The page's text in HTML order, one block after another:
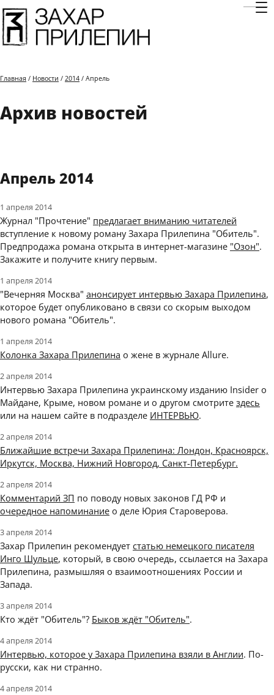
Главная / Новости / 2014 / Апрель
Архив новостей
Апрель 2014
1 апреля 2014
Журнал "Прочтение" предлагает вниманию читателей
вступление к новому роману Захара Прилепина "Обитель".
Предпродажа романа открыта в интернет-магазине "Озон".
Закажите и получите книгу первым.
1 апреля 2014
"Вечерняя Москва" анонсирует интервью Захара Прилепина,
которое будет опубликовано в связи со скорым выходом
нового романа "Обитель".
1 апреля 2014
Колонка Захара Прилепина о жене в журнале Allure.
2 апреля 2014
Интервью Захара Прилепина украинскому изданию Insider о
Майдане, Крыме, новом романе и о другом смотрите здесь
или на нашем сайте в подразделе ИНТЕРВЬЮ.
2 апреля 2014
Ближайшие встречи Захара Прилепина: Лондон, Красноярск,
Иркутск, Москва, Нижний Новгород, Санкт-Петербург.
2 апреля 2014
Комментарий ЗП по поводу новых законов ГД РФ и
очередное напоминание о деле Юрия Староверова.
3 апреля 2014
Захар Прилепин рекомендует статью немецкого писателя
Инго Шульце, который, в свою очередь, ссылается на Захара
Прилепина, размышляя о взаимоотношениях России и
Запада.
3 апреля 2014
Кто ждёт "Обитель"? Быков ждёт "Обитель".
4 апреля 2014
Интервью, которое у Захара Прилепина взяли в Англии. По-
русски, как ни странно.
4 апреля 2014